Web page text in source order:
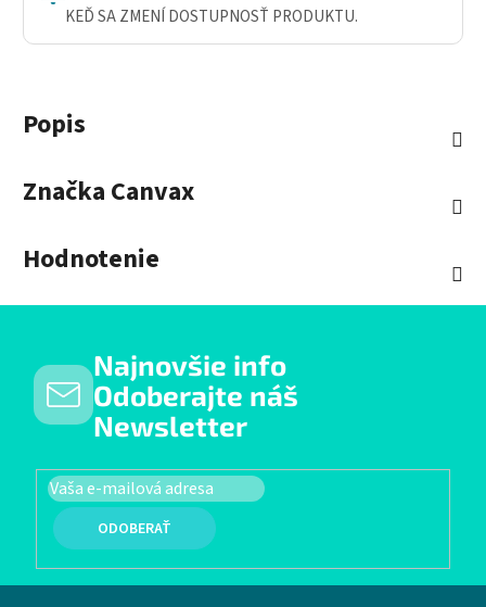
KEĎ SA ZMENÍ DOSTUPNOSŤ PRODUKTU.
Popis
Značka Canvax
Hodnotenie
Najnovšie info
Odoberajte náš
Newsletter
PRIHLÁSIŤ SA